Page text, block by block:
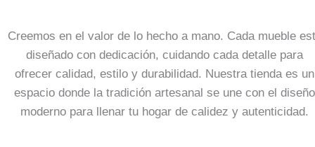
Creemos en el valor de lo hecho a mano. Cada mueble
diseñado con dedicación, cuidando cada detalle para
ofrecer calidad, estilo y durabilidad. Nuestra tienda es un
espacio donde la tradición artesanal se une con el diseño
moderno para llenar tu hogar de calidez y autenticidad.